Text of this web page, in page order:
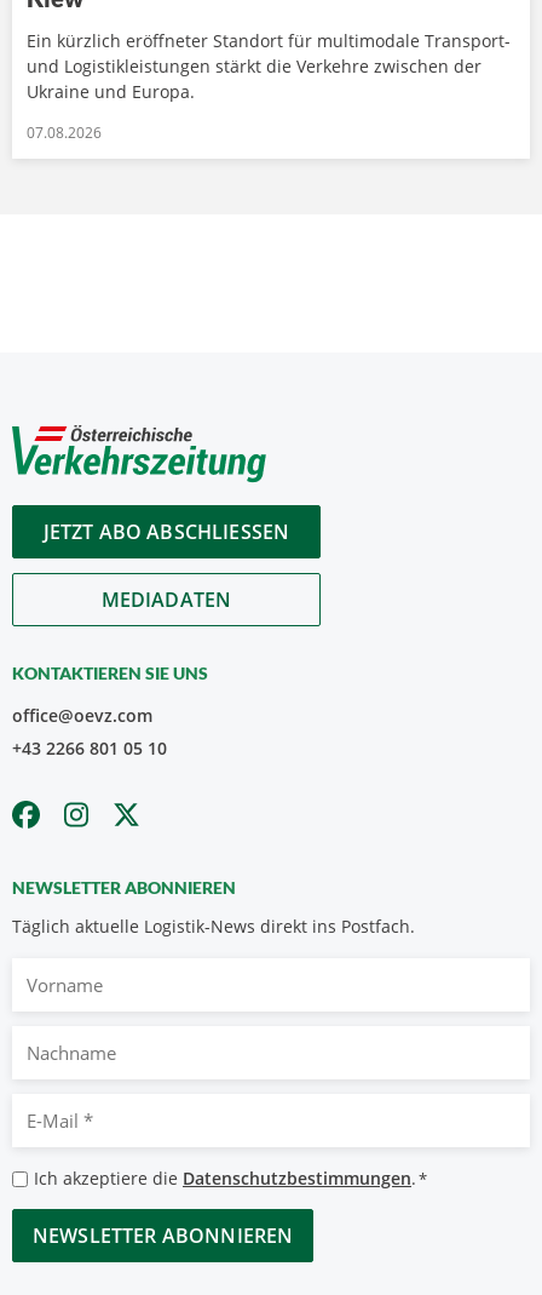
Ein kürzlich eröffneter Standort für multimodale Transport-
und Logistikleistungen stärkt die Verkehre zwischen der
Ukraine und Europa.
07.08.2026
JETZT ABO ABSCHLIESSEN
MEDIADATEN
KONTAKTIEREN SIE UNS
office@oevz.com
+43 2266 801 05 10
NEWSLETTER ABONNIEREN
Täglich aktuelle Logistik-News direkt ins Postfach.
Nachname
Mail
*
Datenschutzbestimmungen
*
Ich akzeptiere die Datenschutzbestimmungen.*
CAPTCHA